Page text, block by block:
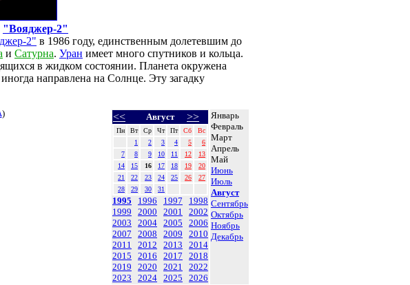
"Вояджер-2"
2" в 1986 году, единственным долетевшим до
и Сатурна. Уран имеет много спутников и кольца.
в жидком состоянии. Планета окружена
направлена на Солнце. Эту загадку
<< Август >>
Пн Вт Ср Чт Пт Сб
Вс
1
2 3 4 5
6
7
8 9 10 11 12
13
14
15 16 17 18 19
20
21
22 23 24 25 26
27
28
29 30 31
1995 1996 1997
1998
1999
2000 2001
2002
2003
2004 2005
2006
2007
2008 2009
2010
2011
2012 2013
2014
2015
2016 2017
2018
2019
2020 2021
2022
2023
2024 2025 2026
Январь
Февраль
Март
Апрель
Май
Июнь
Июль
Август
Сентябрь
Октябрь
Ноябрь
Декабрь
)